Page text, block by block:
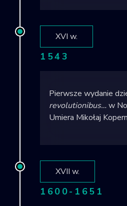
1543
Pierwsze wydanie
revolutionibus…w
Umiera Mikołaj
XVI w.
1600-1651
XVII w.